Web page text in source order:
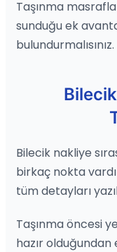
Taşınma
sunduğu ek
bulundurmalısınız.
Bilecik nakliye
birkaç nokta
tüm detayları
Taşınma öncesi
hazır olduğundan